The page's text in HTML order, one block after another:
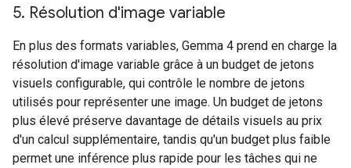
5. Résolution d'image variable
En plus des formats variables, Gemma 4 prend en charge la
résolution d'image variable grâce à un budget de jetons
visuels configurable, qui contrôle le nombre de jetons
utilisés pour représenter une image. Un budget de jetons
plus élevé préserve davantage de détails visuels au prix
d'un calcul supplémentaire, tandis qu'un budget plus faible
permet une inférence plus rapide pour les tâches qui ne